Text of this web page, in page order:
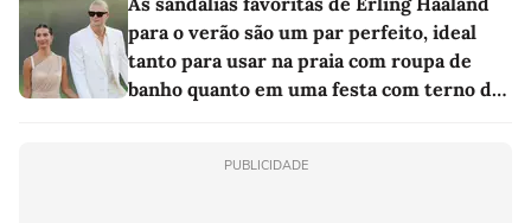
para o verão são um par perfeito, ideal
tanto para usar na praia com roupa de
banho quanto em uma festa com terno de
PUBLICIDADE